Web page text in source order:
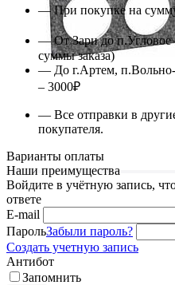
— При покупке на
— От Зари до п.Угловое
суммы заказа)
— До г.Артем,
– 3000₽
— Все отправки в
покупателя.
Варианты оплаты
Наши преимущества
Войдите в учётную запись,
ответе
E-mail
ПарольЗабыли пароль?
Создать учетную запись
Антибот
Запомнить